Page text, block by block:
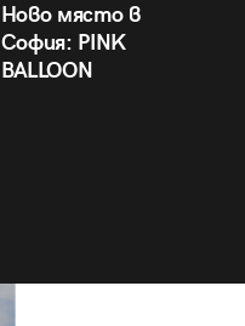
Ново място в
София: PINK
BALLOON